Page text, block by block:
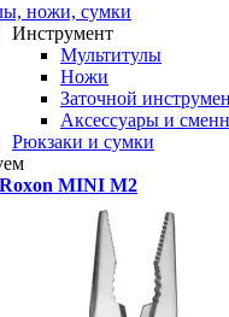
ножи, сумки
Инструмент
Мультитулы
Ножи
Заточной
Аксессуары и
Рюкзаки и сумки
Roxon MINI M2